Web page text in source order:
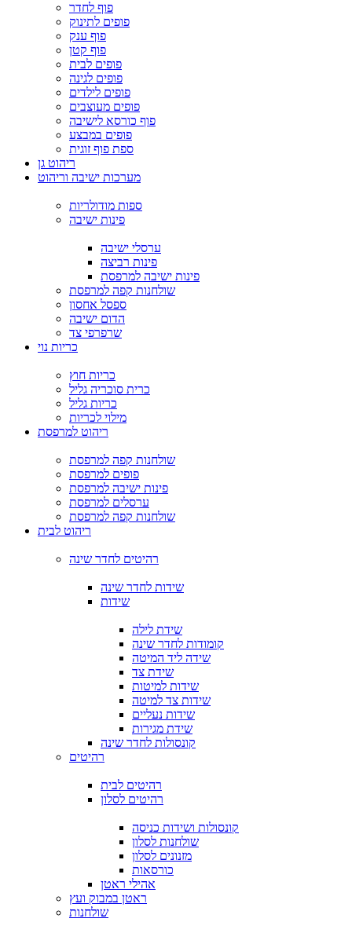
פוף לחדר
פופים לתינוק
פוף ענק
פוף קטן
פופים לבית
פופים לגינה
פופים לילדים
פופים מעוצבים
פוף כורסא לישיבה
פופים במבצע
ספת פוף זוגית
ריהוט גן
מערכות ישיבה וריהוט
ספות מודולריות
פינות ישיבה
ערסלי ישיבה
פינות רביצה
פינות ישיבה למרפסת
שולחנות קפה למרפסת
ספסל אחסון
הדום ישיבה
שרפרפי צד
כריות נוי
כריות חוץ
כרית סוכריה גליל
כריות גליל
מילוי לכריות
ריהוט למרפסת
שולחנות קפה למרפסת
פופים למרפסת
פינות ישיבה למרפסת
ערסלים למרפסת
שולחנות קפה למרפסת
ריהוט לבית
רהיטים לחדר שינה
שידות לחדר שינה
שידות
שידת לילה
קומודות לחדר שינה
שידה ליד המיטה
שידת צד
שידות למיטות
שידות צד למיטה
שידות נעליים
שידת מגירות
קונסולות לחדר שינה
רהיטים
רהיטים לבית
רהיטים לסלון
קונסולות ושידות כניסה
שולחנות לסלון
מזנונים לסלון
כורסאות
אהילי ראטן
ראטן במבוק ועץ
שולחנות